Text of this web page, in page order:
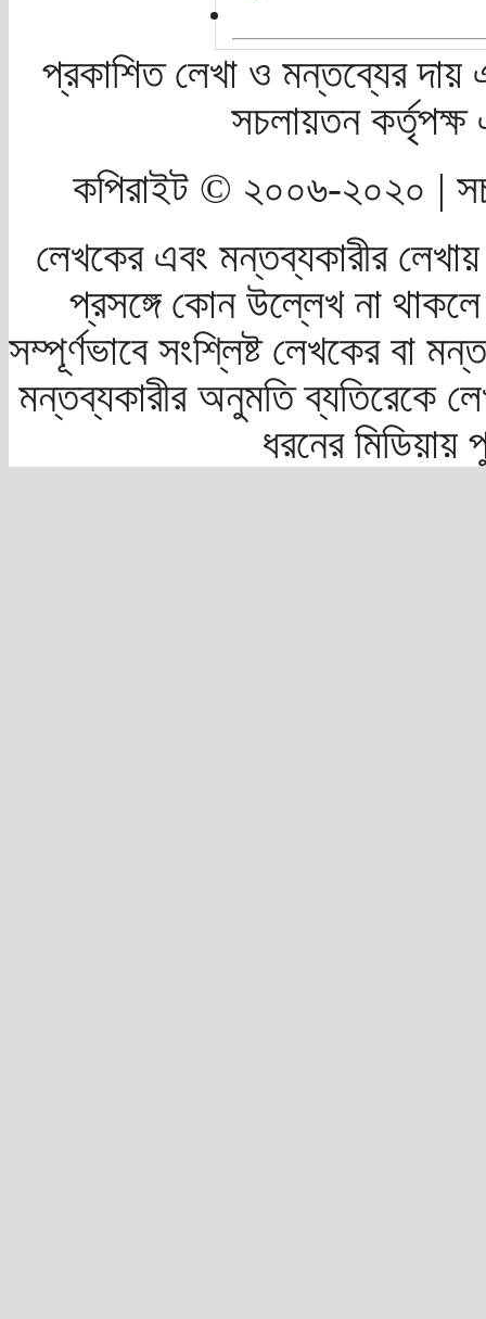
প্রকাশিত লেখা ও মন্তব্যের দায়
সচলায়তন
কপিরাইট © ২০০৬-২০২০ |
লেখকের এবং মন্তব্যকারীর
প্রসঙ্গে কোন উল্লেখ না
সম্পূর্ণভাবে সংশ্লিষ্ট লেখকের বা
মন্তব্যকারীর অনুমতি ব্যতিরেকে
ধরনের মিডিয়ায়